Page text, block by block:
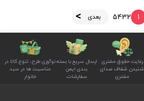
1
2
3
4
5 بعدی
رعایت حقوق مشتری
شنیدن شفاف صدای
مشتری
ارسال سریع با بسته
بندی ایمن
سفارشات
نوآوری طرح، تنوع کالا در
مناسبت ها در سبد
خانوار